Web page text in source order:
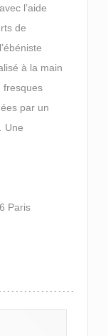
l’aide
de
à la main
fresques
par un
Une
Paris